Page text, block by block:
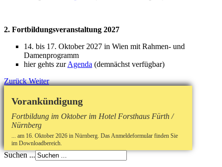
2. Fortbildungsveranstaltung 2027
14. bis 17. Oktober 2027 in Wien mit Rahmen- und
Damenprogramm
hier gehts zurAgenda (demnächst verfügbar)
Zurück Weiter
Vorankündigung
Fortbildung im Oktober im Hotel Forsthaus Fürth /
Nürnberg
... am 16. Oktober 2026 in Nürnberg. Das Anmeldeformular finden Sie
im Downloadbereich.
Suchen ...